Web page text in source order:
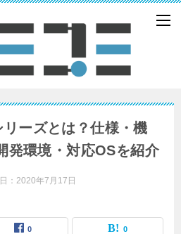
リーズとは？仕様・機
発環境・対応OSを紹介
： 2020年7月17日
0 0